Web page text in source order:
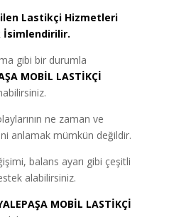
Lastikçi Hizmetleri
İsimlendirilir.
gibi bir durumla
MOBİL LASTİKÇİ
ne zaman ve
anlamak mümkün değildir.
balans ayarı gibi çeşitli
alabilirsiniz.
MOBİL LASTİKÇİ